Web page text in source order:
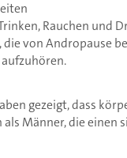
Rauchen und
von Andropause
gezeigt, dass
Männer, die einen